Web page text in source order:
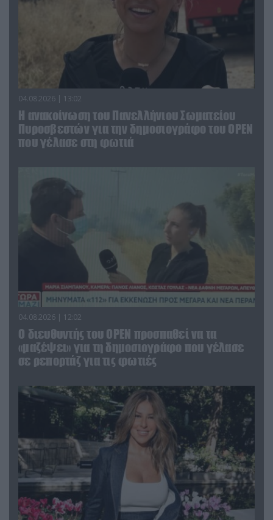
04.08.2026 | 13:02
Η ανακοίνωση του Πανελλήνιου Σωματείου
Πυροσβεστών για την δημοσιογράφο του OPEN
που γέλασε στη φωτιά
04.08.2026 | 12:02
O διευθυντής του OPEN προσπαθεί να τα
«μαζέψει» για τη δημοσιογράφο που γέλασε
σε ρεπορτάζ για τις φωτιές